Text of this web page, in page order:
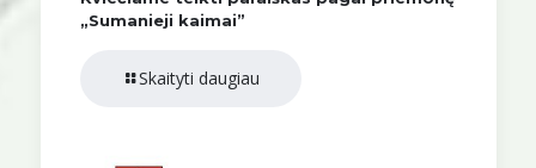
„Sumanieji kaimai”
Skaityti daugiau